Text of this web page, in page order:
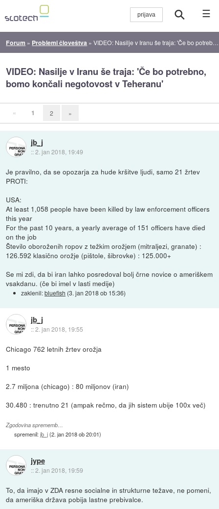
☰
Forum » Problemi človeštva »VIDEO: Nasilje v Iranu še traja: 'Če bo potrebno, bomo končali negotovost v Teheranu'
VIDEO: Nasilje v Iranu še traja: 'Če bo potrebno,
bomo končali negotovost v Teheranu'
« 1 2 »
jb_j
::2. jan 2018, 19:49
Je pravilno, da se opozarja za hude kršitve ljudi, samo 21 žrtev
PROTI:
USA:
At least 1,058 people have been killed by law enforcement officers
this year
For the past 10 years, a yearly average of 151 officers have died
on the job
Število oboroženih ropov z težkim orožjem (mitraljezi, granate) :
126.592 klasično orožje (pištole, šibrovke) : 125.000+
Se mi zdi, da bi iran lahko posredoval bolj črne novice o ameriškem
vsakdanu. (če bi imel v lasti medije)
zaklenil:bluefish (3. jan 2018 ob 15:36)
jb_j
::2. jan 2018, 19:55
Chicago 762 letnih žrtev orožja
1 mesto
2.7 miljona (chicago) : 80 miljonov (iran)
30.480 : trenutno 21 (ampak rečmo, da jih sistem ubije 100x več)
Zgodovina sprememb…
spremenil:jb_j(2. jan 2018 ob 20:01)
jype
::2. jan 2018, 19:59
To, da imajo v ZDA resne socialne in strukturne težave, ne pomeni,
da ameriška država pobija lastne prebivalce.